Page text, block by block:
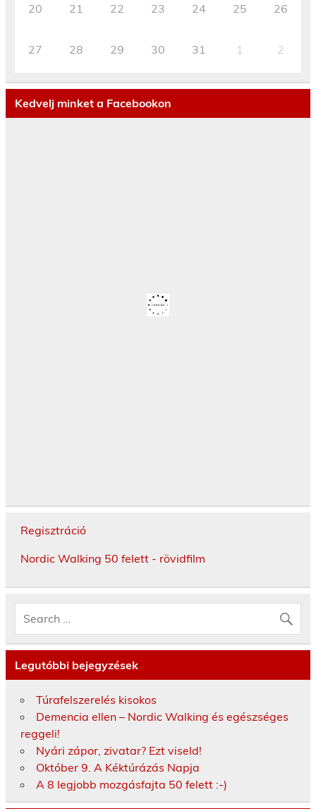
20 21 22 23 24 25 26
27 28 29 30 31 1 2
Kedvelj minket a Facebookon
Regisztráció
Nordic Walking 50 felett - rövidfilm
Legutóbbi bejegyzések
Túrafelszerelés kisokos
Demencia ellen – Nordic Walking és egészséges
reggeli!
Nyári zápor, zivatar? Ezt viseld!
Október 9. A Kéktúrázás Napja
A 8 legjobb mozgásfajta 50 felett :-)